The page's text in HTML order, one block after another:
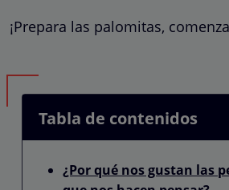
¡Prepara las palomitas,
Tabla de contenidos
¿Por qué nos gustan las